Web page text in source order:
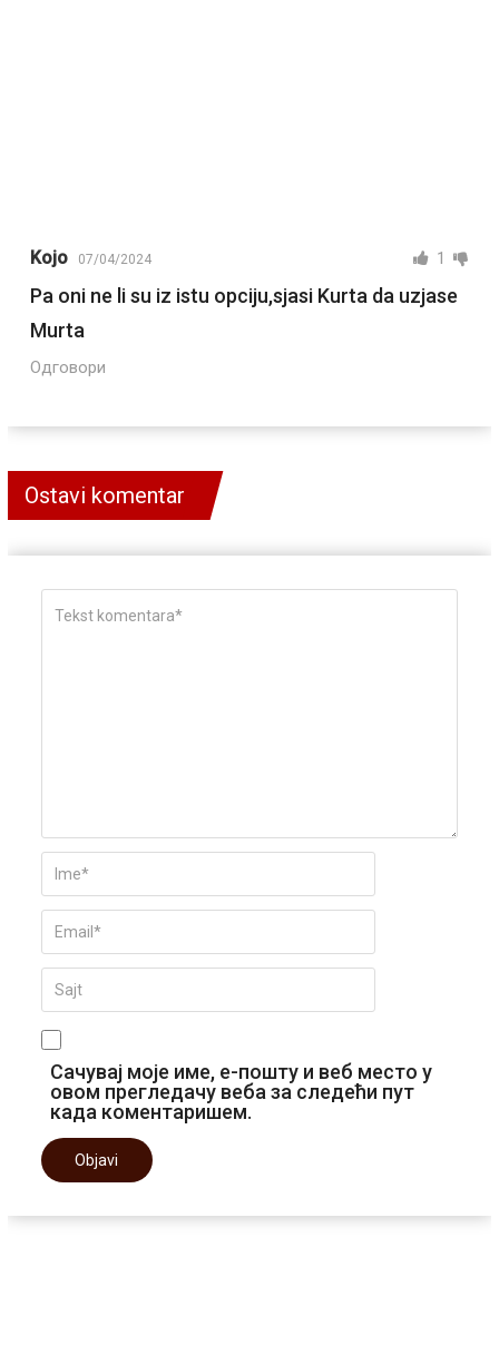
Kojo 07/04/2024 1
Pa oni ne li su iz istu opciju,sjasi Kurta da uzjase
Murta
Одговори
Ostavi komentar
Сачувај моје име, е-пошту и веб место у
овом прегледачу веба за следећи пут
када коментаришем.